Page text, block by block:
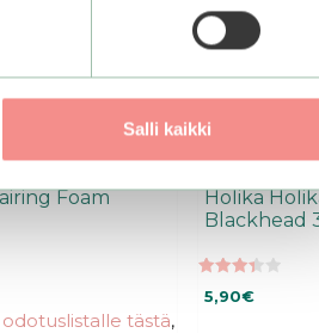
Salli kaikki
Foam
odotuslistalle tästä,
Holika
Blackhead
5:stä
5,90€